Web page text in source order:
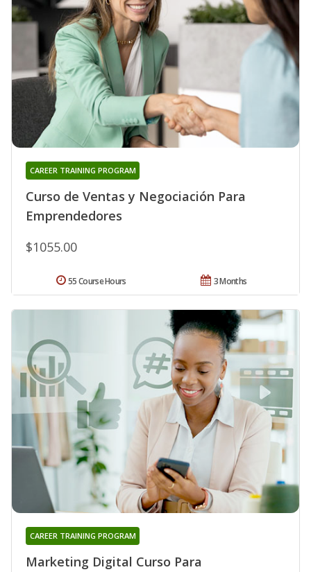
Curso de Ventas y Negociación Para
Emprendedores
CAREER TRAINING PROGRAM
$1055.00
3 Months
55 Course Hours
Marketing Digital Curso Para
CAREER TRAINING PROGRAM